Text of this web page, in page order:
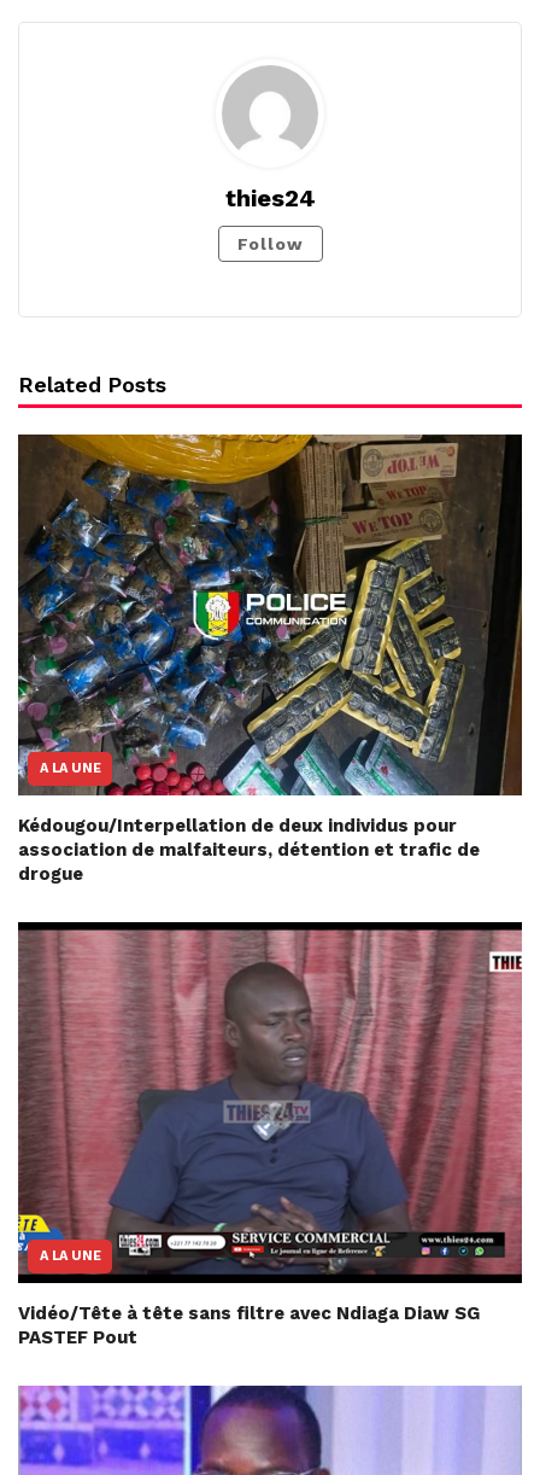
thies24
Follow
Related Posts
A LA UNE
Kédougou/Interpellation de deux individus pour
association de malfaiteurs, détention et trafic de
drogue
A LA UNE
Vidéo/Tête à tête sans filtre avec Ndiaga Diaw SG
PASTEF Pout